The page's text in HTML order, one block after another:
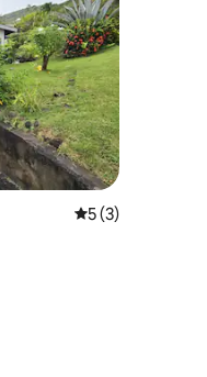
Prosječna
5 (3)